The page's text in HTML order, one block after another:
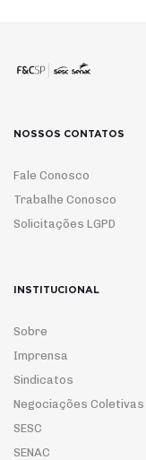
NOSSOS CONTATOS
Fale Conosco
Trabalhe Conosco
Solicitações LGPD
INSTITUCIONAL
Sobre
Imprensa
Sindicatos
Negociações Coletivas
SESC
SENAC